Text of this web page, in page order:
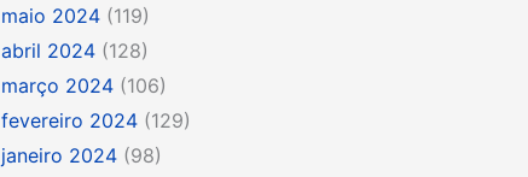
maio 2024 (119)
abril 2024 (128)
março 2024 (106)
fevereiro 2024 (129)
janeiro 2024 (98)